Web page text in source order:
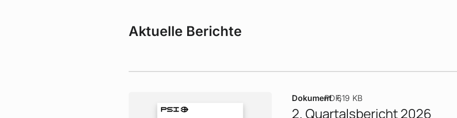
Aktuelle Berichte
DokumentPDF619 KB
2. Quartalsbericht 2026